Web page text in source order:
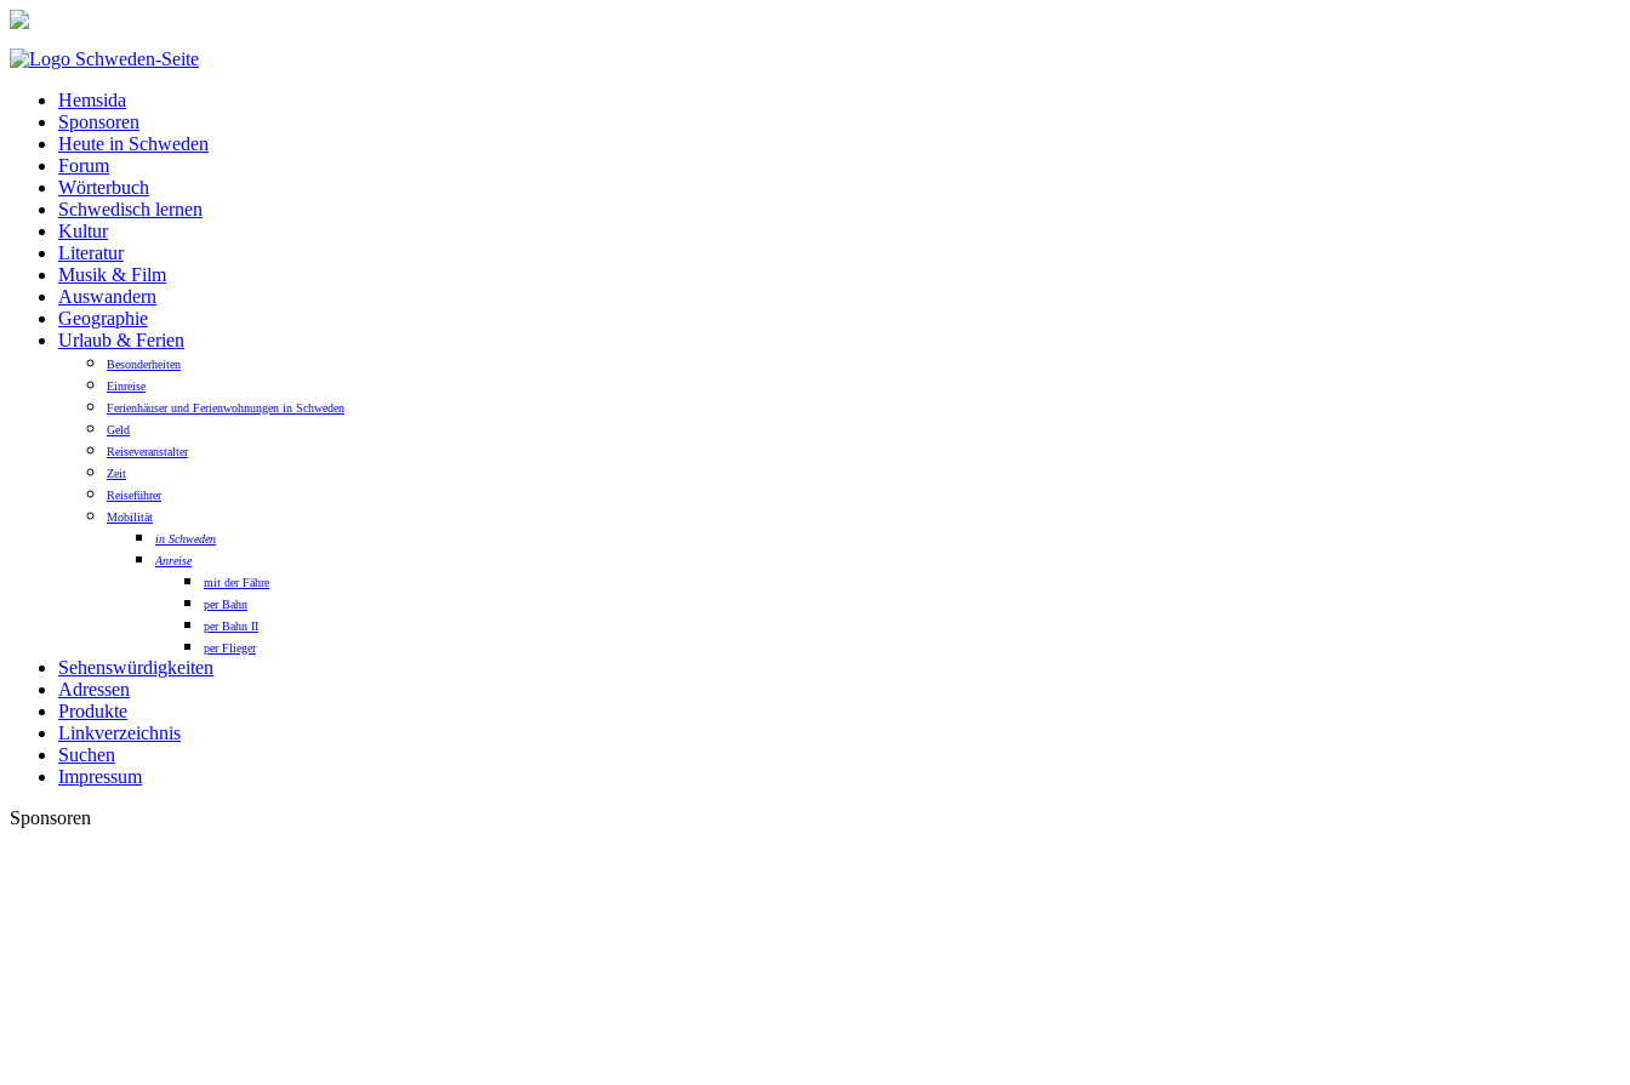
Hemsida
Sponsoren
Heute in Schweden
Forum
Wörterbuch
Schwedisch lernen
Kultur
Literatur
Musik & Film
Auswandern
Geographie
Urlaub & Ferien
Besonderheiten
Einreise
Ferienhäuser und Ferienwohnungen in Schweden
Geld
Reiseveranstalter
Zeit
Reiseführer
Mobilität
in Schweden
Anreise
mit der Fähre
per Bahn
per Bahn II
per Flieger
Sehenswürdigkeiten
Adressen
Produkte
Linkverzeichnis
Suchen
Impressum
Sponsoren